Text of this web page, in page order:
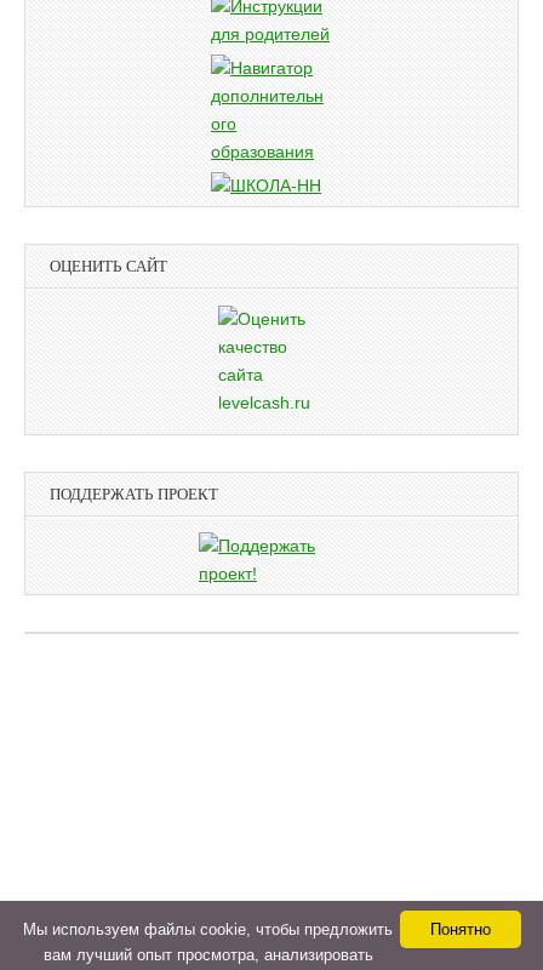
ОЦЕНИТЬ САЙТ
ПОДДЕРЖАТЬ ПРОЕКТ
Понятно
Мы используем файлы cookie, чтобы предложить
вам лучший опыт просмотра, анализировать